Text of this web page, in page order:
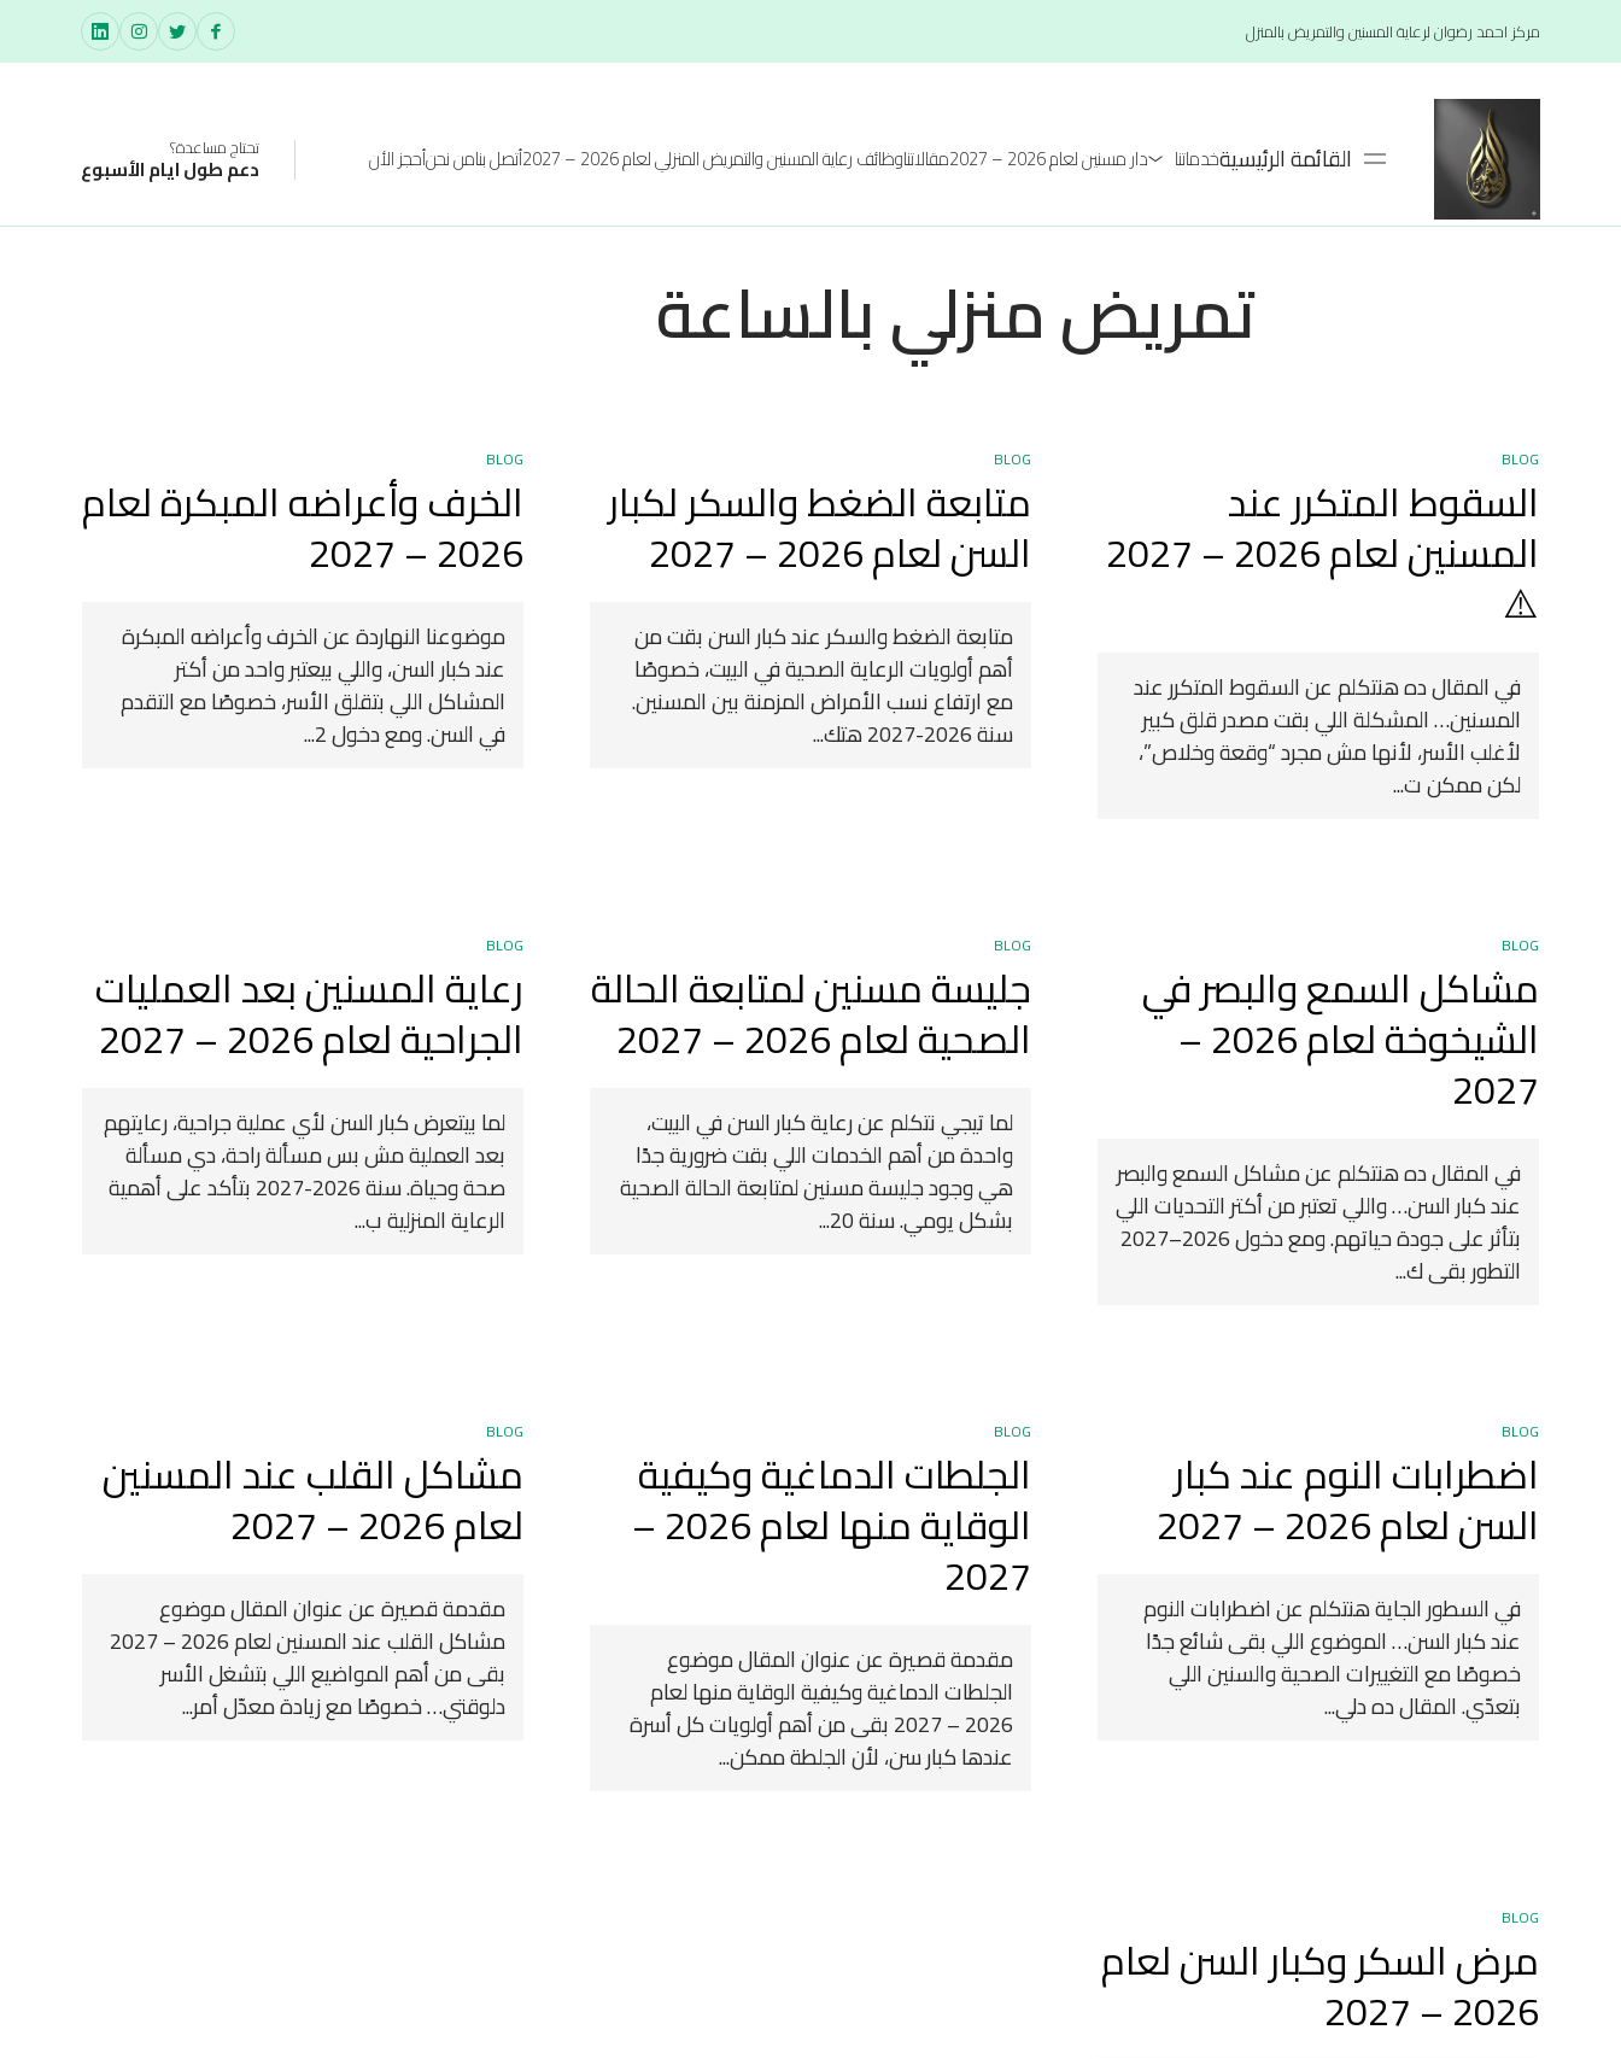
مركز احمد رضوان لرعاية المسنين والتمريض بالمنزل
القائمة الرئيسيةخدماتنا دار مسنين لعام 2026 – 2027 مقالاتناوظائف رعاية المسنين والتمريض المنزلي لعام 2026 – 2027 أتصل بنامن نحنأحجز الأن تحتاج مساعدة؟
دعم طول ايام الأسبوع
تمريض منزلي بالساعة
BLOG
السقوط المتكرر عند
المسنين لعام 2026 – 2027
⚠️
في المقال ده هنتكلم عن السقوط المتكرر عند
المسنين… المشكلة اللي بقت مصدر قلق كبير
لأغلب الأسر، لأنها مش مجرد “وقعة وخلاص”،
لكن ممكن ت...
BLOG
متابعة الضغط والسكر لكبار
السن لعام 2026 – 2027
متابعة الضغط والسكر عند كبار السن بقت من
أهم أولويات الرعاية الصحية في البيت، خصوصًا
مع ارتفاع نسب الأمراض المزمنة بين المسنين.
سنة 2026-2027 هتك...
BLOG
الخرف وأعراضه المبكرة لعام
2026 – 2027
موضوعنا النهاردة عن الخرف وأعراضه المبكرة
عند كبار السن، واللي بيعتبر واحد من أكتر
المشاكل اللي بتقلق الأسر، خصوصًا مع التقدم
في السن. ومع دخول 2...
BLOG
مشاكل السمع والبصر في
الشيخوخة لعام 2026 –
2027 ️
في المقال ده هنتكلم عن مشاكل السمع والبصر
عند كبار السن… واللي تعتبر من أكتر التحديات اللي
بتأثر على جودة حياتهم. ومع دخول 2026–2027
التطور بقى ك...
BLOG
جليسة مسنين لمتابعة الحالة
الصحية لعام 2026 – 2027
لما تيجي نتكلم عن رعاية كبار السن في البيت،
واحدة من أهم الخدمات اللي بقت ضرورية جدًا
هي وجود جليسة مسنين لمتابعة الحالة الصحية
بشكل يومي. سنة 20...
BLOG
رعاية المسنين بعد العمليات
الجراحية لعام 2026 – 2027
لما بيتعرض كبار السن لأي عملية جراحية، رعايتهم
بعد العملية مش بس مسألة راحة، دي مسألة
صحة وحياة. سنة 2026-2027 بتأكد على أهمية
الرعاية المنزلية ب...
BLOG
اضطرابات النوم عند كبار
السن لعام 2026 – 2027
في السطور الجاية هنتكلم عن اضطرابات النوم
عند كبار السن… الموضوع اللي بقى شائع جدًا
خصوصًا مع التغييرات الصحية والسنين اللي
بتعدّي. المقال ده دلي...
BLOG
الجلطات الدماغية وكيفية
الوقاية منها لعام 2026 –
2027
مقدمة قصيرة عن عنوان المقال موضوع
الجلطات الدماغية وكيفية الوقاية منها لعام
2026 – 2027 بقى من أهم أولويات كل أسرة
عندها كبار سن، لأن الجلطة ممكن...
BLOG
مشاكل القلب عند المسنين
لعام 2026 – 2027
مقدمة قصيرة عن عنوان المقال موضوع
مشاكل القلب عند المسنين لعام 2026 – 2027
بقى من أهم المواضيع اللي بتشغل الأسر
دلوقتي… خصوصًا مع زيادة معدّل أمر...
BLOG
مرض السكر وكبار السن لعام
2026 – 2027